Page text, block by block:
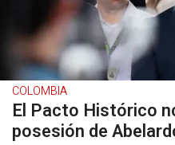
COLOMBIA
El Pacto Histórico
posesión de